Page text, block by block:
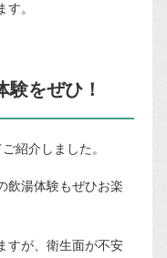
。
をぜひ！
紹介しました。
飲湯体験もぜひお楽
すが、衛生面が不安